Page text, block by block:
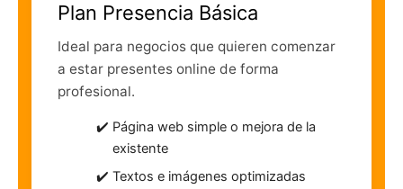
Plan Presencia Básica
Ideal para negocios que quieren comenzar
a estar presentes online de forma
profesional.
Página web simple o mejora de la
existente
Textos e imágenes optimizadas